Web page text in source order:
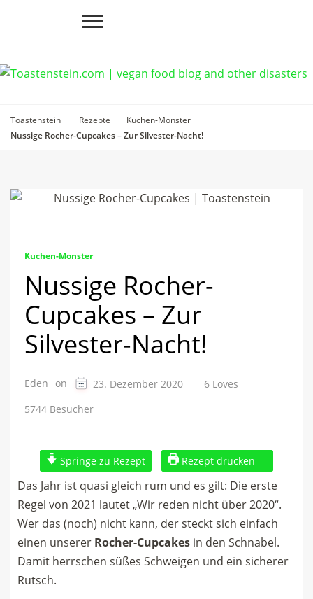
Toastenstein Rezepte
Kuchen-Monster
Nussige Rocher-Cupcakes – Zur Silvester-Nacht!
Kuchen-Monster
Nussige Rocher-
Cupcakes – Zur
Silvester-Nacht!
Eden on 23. Dezember 2020
6 Loves
5744 Besucher
Springe zu Rezept Rezept drucken
Das Jahr ist quasi gleich rum und es gilt: Die erste
Regel von 2021 lautet „Wir reden nicht über 2020“.
Wer das (noch) nicht kann, der steckt sich einfach
einen unserer Rocher-Cupcakes in den Schnabel.
Damit herrschen süßes Schweigen und ein sicherer
Rutsch.